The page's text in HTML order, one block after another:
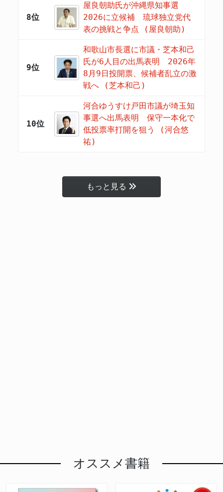
8位
屋良朝助氏が沖縄県知事選
2026に立候補 琉球独立党代
表の挑戦と争点 (屋良朝助)
9位
和歌山市長選に市議・芝本和己
氏が6人目の出馬表明 2026年
8月9日投開票、候補者乱立の激
戦へ (芝本和己)
10位
河合ゆうすけ戸田市議が埼玉知
事選へ出馬表明 保守一本化で
低投票率打開を狙う (河合悠
祐)
もっと見る
オススメ書籍